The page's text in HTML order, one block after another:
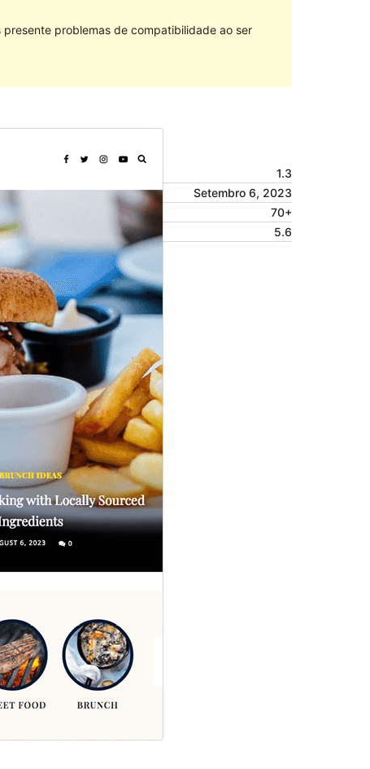
problemas de compatibilidade ao ser
1.3
Última actualización
Setembro 6, 2023
Instalacións activas
70+
Versión de PHP
5.6
Páxina de inicio do tema